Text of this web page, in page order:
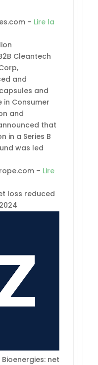
– Lire la
Cleantech
and
and
Consumer
and
that
in a Series B
was led
– Lire
loss reduced
net